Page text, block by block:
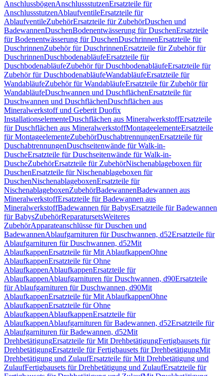
AnschlussbögenAnschlussstutzenErsatzteile für
AnschlussstutzenAblaufventileErsatzteile für
AblaufventileZubehörErsatzteile für ZubehörDuschen und
BadewannenDuschenBodenentwässerung für DuschenErsatzteile
für Bodenentwässerung für DuschenDuschrinnenErsatzteile für
DuschrinnenZubehör für DuschrinnenErsatzteile für Zubehör für
DuschrinnenDuschbodenabläufeErsatzteile für
DuschbodenabläufeZubehör für DuschbodenabläufeErsatzteile für
Zubehör für DuschbodenabläufeWandabläufeErsatzteile für
WandabläufeZubehör für WandabläufeErsatzteile für Zubehör für
WandabläufeDuschwannen und DuschflächenErsatzteile für
Duschwannen und DuschflächenDuschflächen aus
Mineralwerkstoff und Geberit Duofix
InstallationselementeDuschflächen aus MineralwerkstoffErsatzteile
für Duschflächen aus MineralwerkstoffMontageelementeErsatzteile
für MontageelementeZubehörDuschabtrennungenErsatzteile für
DuschabtrennungenDuschseitenwände für Walk-in-
DuscheErsatzteile für Duschseitenwände für Walk-in-
DuscheZubehörErsatzteile für ZubehörNischenablageboxen für
DuschenErsatzteile für Nischenablageboxen für
DuschenNischenablageboxenErsatzteile für
NischenablageboxenZubehörBadewannenBadewannen aus
MineralwerkstoffErsatzteile für Badewannen aus
MineralwerkstoffBadewannen für BabysErsatzteile für Badewannen
für BabysZubehörReparatursetsWeiteres
ZubehörApparateanschlüsse für Duschen und
BadewannenAblaufgarnituren für Duschwannen, d52Ersatzteile für
Ablaufgarnituren für Duschwannen, d52Mit
AblaufkappenErsatzteile für Mit AblaufkappenOhne
AblaufkappenErsatzteile für Ohne
AblaufkappenAblaufkappenErsatzteile für
AblaufkappenAblaufgarnituren für Duschwannen, d90Ersatzteile
für Ablaufgarnituren für Duschwannen, d90Mit
AblaufkappenErsatzteile für Mit AblaufkappenOhne
AblaufkappenErsatzteile für Ohne
AblaufkappenAblaufkappenErsatzteile für
AblaufkappenAblaufgarnituren für Badewannen, d52Ersatzteile für
Ablaufgarnituren für Badewannen, d52Mit
DrehbetätigungErsatzteile für Mit DrehbetätigungFertigbausets für
DrehbetätigungErsatzteile für Fertigbausets für DrehbetätigungMit
Drehbetätigung und ZulaufErsatzteile für Mit Drehbetätigung und
ZulaufFertigbausets für Drehbetätigung und ZulaufErsatzteile für